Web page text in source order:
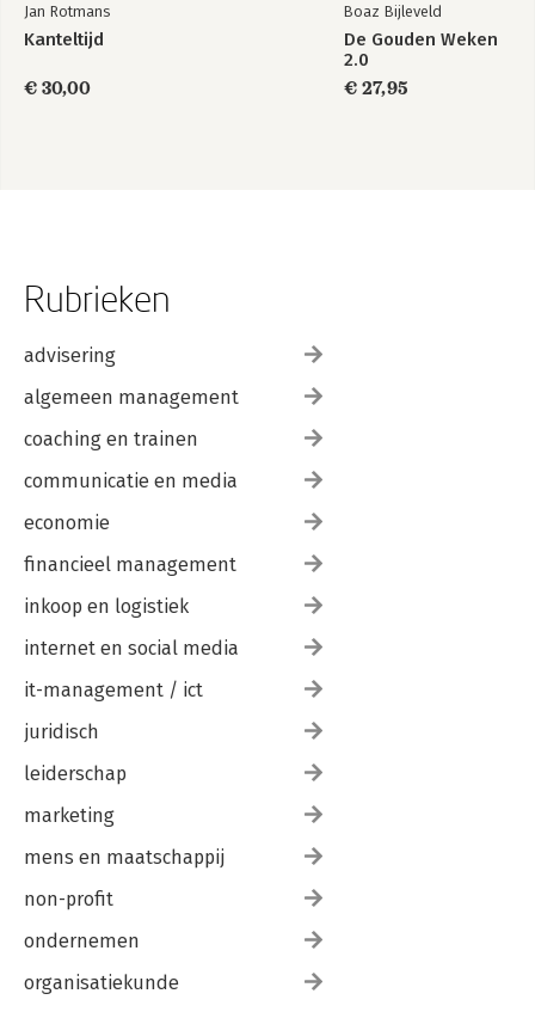
Jan Rotmans
Kanteltijd
€ 30,00
Boaz Bijleveld
De Gouden Weken
2.0
€ 27,95
Rubrieken
advisering
algemeen management
coaching en trainen
communicatie en media
economie
financieel management
inkoop en logistiek
internet en social media
it-management / ict
juridisch
leiderschap
marketing
mens en maatschappij
non-profit
ondernemen
organisatiekunde